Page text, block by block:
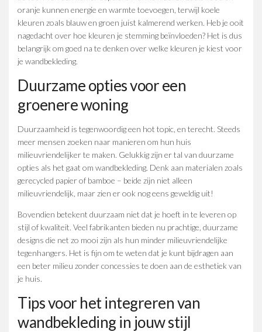
oranje kunnen energie en warmte toevoegen, terwijl koele
kleuren zoals blauw en groen juist kalmerend werken. Heb je ooit
nagedacht over hoe kleuren je stemming beïnvloeden? Het is dus
belangrijk om goed na te denken over welke kleuren je kiest voor
je wandbekleding.
Duurzame opties voor een
groenere woning
Duurzaamheid is tegenwoordig een hot topic, en terecht. Steeds
meer mensen zoeken naar manieren om hun huis
milieuvriendelijker te maken. Gelukkig zijn er tal van duurzame
opties als het gaat om wandbekleding. Denk aan materialen zoals
gerecycled papier of bamboe – beide zijn niet alleen
milieuvriendelijk, maar zien er ook nog eens geweldig uit!
Bovendien betekent duurzaam niet dat je hoeft in te leveren op
stijl of kwaliteit. Veel fabrikanten bieden nu prachtige, duurzame
designs die net zo mooi zijn als hun minder milieuvriendelijke
tegenhangers. Het is fijn om te weten dat je kunt bijdragen aan
een beter milieu zonder concessies te doen aan de esthetiek van
je huis.
Tips voor het integreren van
wandbekleding in jouw stijl